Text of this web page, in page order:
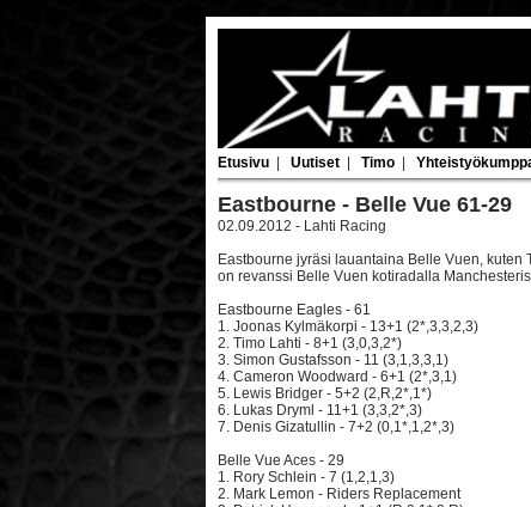
Etusivu Uutiset Timo
Eastbourne - Belle Vue 61-29
02.09.2012 - Lahti Racing
Eastbourne jyräsi lauantaina Belle Vuen,
on revanssi Belle Vuen kotiradalla
Eastbourne Eagles - 61
1. Joonas Kylmäkorpi - 13+1 (2*,3,3,2,3)
2. Timo Lahti - 8+1 (3,0,3,2*)
3. Simon Gustafsson - 11 (3,1,3,3,1)
4. Cameron Woodward - 6+1 (2*,3,1)
5. Lewis Bridger - 5+2 (2,R,2*,1*)
6. Lukas Dryml - 11+1 (3,3,2*,3)
7. Denis Gizatullin - 7+2 (0,1*,1,2*,3)
Belle Vue Aces - 29
1. Rory Schlein - 7 (1,2,1,3)
2. Mark Lemon - Riders Replacement